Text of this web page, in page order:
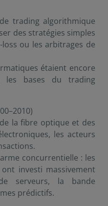
trading algorithmique
des stratégies simples
ou les arbitrages de
étaient encore
les bases du trading
la fibre optique et des
les acteurs
concurrentielle : les
investi massivement
serveurs, la bande
prédictifs.